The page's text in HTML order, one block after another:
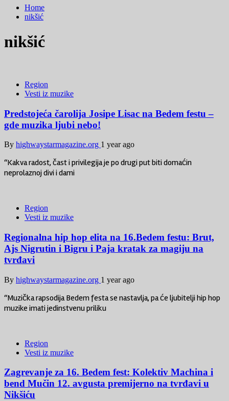
Home
nikšić
nikšić
Region
Vesti iz muzike
Predstojeća čarolija Josipe Lisac na Bedem festu –
gde muzika ljubi nebo!
By highwaystarmagazine.org 1 year ago
“Kakva radost, čast i privilegija je po drugi put biti domaćin
neprolaznoj divi i dami
Region
Vesti iz muzike
Regionalna hip hop elita na 16.Bedem festu: Brut,
Ajs Nigrutin i Bigru i Paja kratak za magiju na
tvrđavi
By highwaystarmagazine.org 1 year ago
“Muzička rapsodija Bedem festa se nastavlja, pa će ljubitelji hip hop
muzike imati jedinstvenu priliku
Region
Vesti iz muzike
Zagrevanje za 16. Bedem fest: Kolektiv Machina i
bend Mučin 12. avgusta premijerno na tvrđavi u
Nikšiću